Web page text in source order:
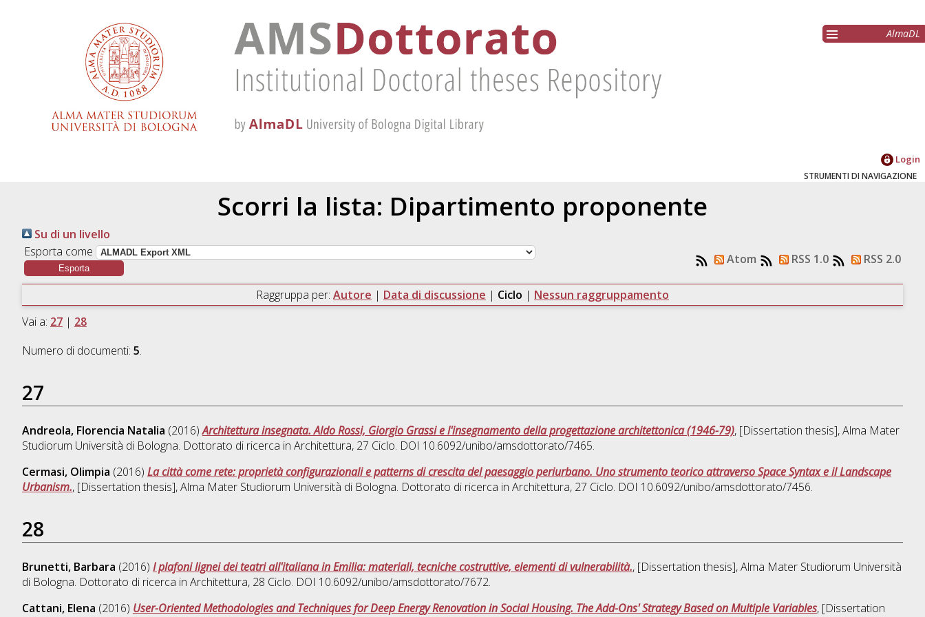
AlmaDL
Login
STRUMENTI DI NAVIGAZIONE
Scorri la lista: Dipartimento proponente
Su di un livello
Esporta come
Atom RSS 1.0 RSS 2.0
Raggruppa per: Autore | Data di discussione | Ciclo | Nessun raggruppamento
Vai a: 27| 28
Numero di documenti: 5.
27
Andreola, Florencia Natalia (2016)Architettura insegnata. Aldo Rossi, Giorgio Grassi e l'insegnamento della progettazione architettonica (1946-79), [Dissertation thesis], Alma Mater
Studiorum Università di Bologna. Dottorato di ricerca in Architettura, 27 Ciclo. DOI 10.6092/unibo/amsdottorato/7465.
Cermasi, Olimpia (2016) La città come rete: proprietà configurazionali e patterns di crescita del paesaggio periurbano. Uno strumento teorico attraverso Space Syntax e il Landscape
Urbanism., [Dissertation thesis], Alma Mater Studiorum Università di Bologna. Dottorato di ricerca in Architettura, 27 Ciclo. DOI 10.6092/unibo/amsdottorato/7456.
28
Brunetti, Barbara (2016) I plafoni lignei dei teatri all'italiana in Emilia: materiali, tecniche costruttive, elementi di vulnerabilità., [Dissertation thesis], Alma Mater Studiorum Università
di Bologna. Dottorato di ricerca in Architettura, 28 Ciclo. DOI 10.6092/unibo/amsdottorato/7672.
Cattani, Elena (2016) User-Oriented Methodologies and Techniques for Deep Energy Renovation in Social Housing. The Add-Ons' Strategy Based on Multiple Variables, [Dissertation